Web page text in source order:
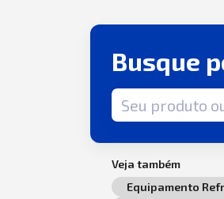
Busque
Termo de busca
Veja também
Equipamento